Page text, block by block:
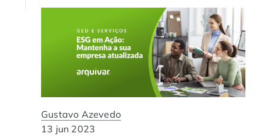
Digitalização
Software para BPM
Educação Corporativa
Agronegócio
Instituições de Ensino
Cases de Sucesso
Nossas Unidades
Gustavo Azevedo
13 jun 2023